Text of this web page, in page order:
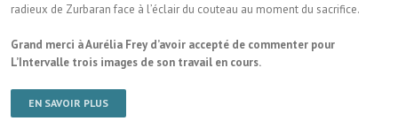
radieux de Zurbaran face à l’éclair du couteau au moment du sacrifice.
Grand merci à Aurélia Frey d’avoir accepté de commenter pour
L’Intervalle trois images de son travail en cours.
EN SAVOIR PLUS